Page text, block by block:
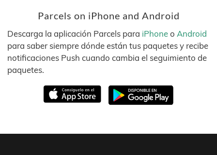
Parcels on iPhone and Android
Descarga la aplicación Parcels para iPhoneo Android
para saber siempre dónde están tus paquetes y recibe
notificaciones Push cuando cambia el seguimiento de
paquetes.